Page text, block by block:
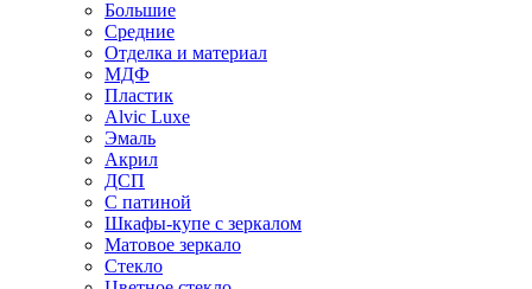
Большие
Средние
Отделка и материал
МДФ
Пластик
Alvic Luxe
Эмаль
Акрил
ДСП
С патиной
Шкафы-купе с зеркалом
Матовое зеркало
Стекло